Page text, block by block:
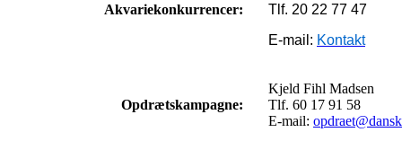
Akvariekonkurrencer:
Tlf. 20 22 77 47
E-mail: Kontakt
Opdrætskampagne:
Kjeld Fihl Madsen
Tlf. 60 17 91 58
E-mail: